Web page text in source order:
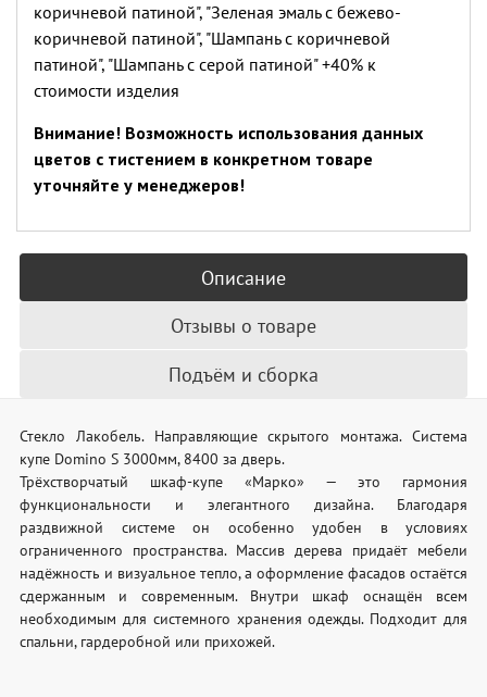
коричневой патиной", "Зеленая эмаль с бежево-
коричневой патиной", "Шампань с коричневой
патиной", "Шампань с серой патиной" +40% к
стоимости изделия
Внимание! Возможность использования данных
цветов с тистением в конкретном товаре
уточняйте у менеджеров!
Описание
Отзывы о товаре
Подъём и сборка
Стекло Лакобель. Направляющие скрытого монтажа. Система
купе Domino S 3000мм, 8400 за дверь.
Трёхстворчатый шкаф-купе «Марко» — это гармония
функциональности и элегантного дизайна. Благодаря
раздвижной системе он особенно удобен в условиях
ограниченного пространства. Массив дерева придаёт мебели
надёжность и визуальное тепло, а оформление фасадов остаётся
сдержанным и современным. Внутри шкаф оснащён всем
необходимым для системного хранения одежды. Подходит для
спальни, гардеробной или прихожей.